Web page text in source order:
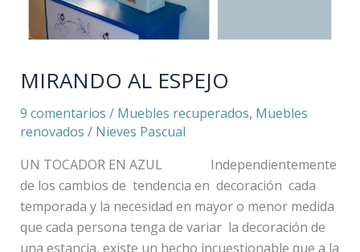
MIRANDO AL ESPEJO
9 comentarios / Muebles recuperados, Muebles
renovados / Nieves Pascual
UN TOCADOR EN AZUL Independientemente
de los cambios de tendencia en decoración cada
temporada y la necesidad en mayor o menor medida
que cada persona tenga de variar la decoración de
una estancia, existe un hecho incuestionable que a la